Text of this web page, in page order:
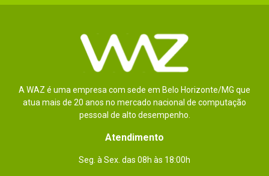
A WAZ é uma empresa com sede em Belo Horizonte/MG que
atua mais de 20 anos no mercado nacional de computação
pessoal de alto desempenho.
Atendimento
Seg. à Sex. das 08h às 18:00h